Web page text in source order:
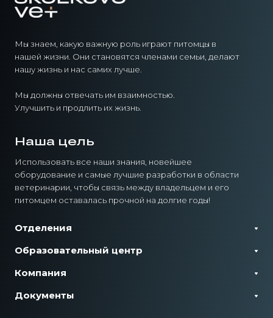
Мы знаем, какую важную роль играют питомцы в
нашей жизни. Они становятся членами семьи, делают
нашу жизнь и нас самих лучше.
Мы должны отвечать им взаимностью.
Улучшить и продлить их жизнь.
Наша цель
Использовать все наши знания, новейшее
оборудование и самые лучшие разработки в области
ветеринарии, чтобы связь между владельцем и его
питомцем оставалась прочной на долгие годы!
Отделения
Образовательный центр
Компания
Документы